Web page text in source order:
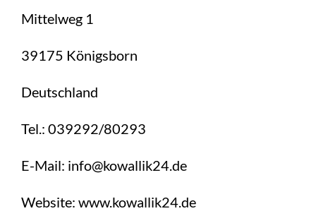
Mittelweg 1
39175 Königsborn
Deutschland
Tel.: 039292/80293
E-Mail: info@kowallik24.de
Website: www.kowallik24.de